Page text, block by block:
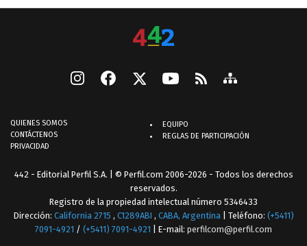
QUIENES SOMOS
CONTÁCTENOS
PRIVACIDAD
EQUIPO
REGLAS DE PARTICIPACIÓN
442 - Editorial Perfil S.A. | © Perfil.com 2006-2026 - Todos los derechos
reservados.
Registro de la propiedad intelectual número 5346433
Dirección: California 2715 , C1289ABI , CABA, Argentina | Teléfono: (+5411)
7091-4921 / (+5411) 7091-4921 | E-mail: perfilcom@perfil.com